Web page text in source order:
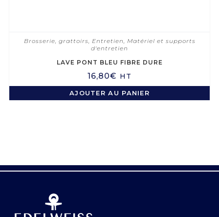
Brosserie, grattoirs, Entretien, Matériel et supports
d'entretien
LAVE PONT BLEU FIBRE DURE
16,80€ HT
AJOUTER AU PANIER